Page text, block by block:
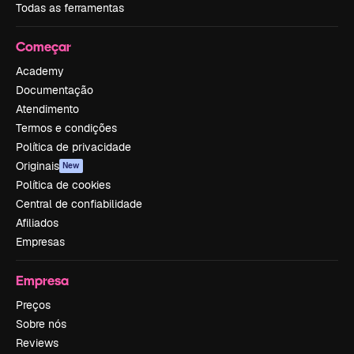
Todas as ferramentas
Começar
Academy
Documentação
Atendimento
Termos e condições
Política de privacidade
Originais New
Política de cookies
Central de confiabilidade
Afiliados
Empresas
Empresa
Preços
Sobre nós
Reviews